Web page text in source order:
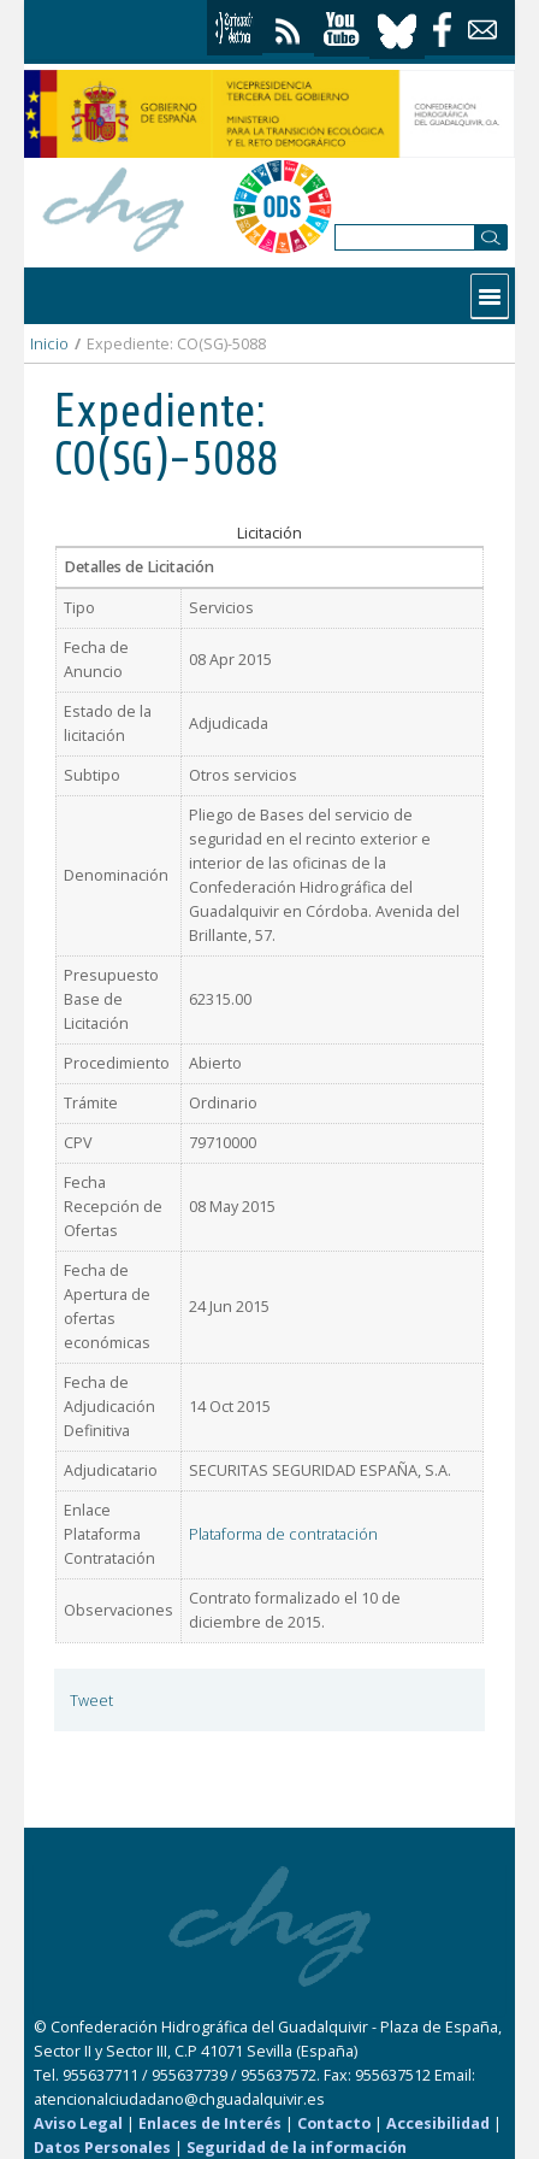
Contactar
Inicio / Expediente: CO(SG)-5088
Expediente:
CO(SG)-5088
Licitación
Detalles de Licitación
Tipo
Servicios
Fecha de
Anuncio
08 Apr 2015
Estado de la
licitación
Adjudicada
Subtipo Otros servicios
Denominación
Pliego de Bases del servicio de
seguridad en el recinto exterior e
interior de las oficinas de la
Confederación Hidrográfica del
Guadalquivir en Córdoba. Avenida del
Brillante, 57.
Presupuesto
Base de
Licitación
62315.00
Procedimiento
Abierto
Trámite
Ordinario
CPV
79710000
Fecha
Recepción de
Ofertas
08 May 2015
Fecha de
Apertura de
ofertas
económicas
24 Jun 2015
Fecha de
Adjudicación
Definitiva
14 Oct 2015
Adjudicatario
SECURITAS SEGURIDAD ESPAÑA, S.A.
Enlace
Plataforma
Contratación
Plataforma de contratación
Observaciones
Contrato formalizado el 10 de
diciembre de 2015.
Tweet
© Confederación Hidrográfica del Guadalquivir - Plaza de España,
Sector II y Sector III, C.P 41071 Sevilla (España)
Tel. 955637711 / 955637739 / 955637572. Fax: 955637512 Email:
atencionalciudadano@chguadalquivir.es
Aviso Legal | Enlaces de Interés | Contacto |Accesibilidad |
Datos Personales | Seguridad de la información